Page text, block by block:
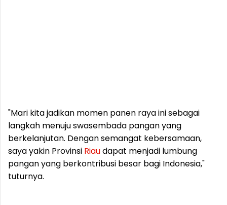
"Mari kita jadikan momen panen raya ini sebagai
langkah menuju swasembada pangan yang
berkelanjutan. Dengan semangat kebersamaan,
saya yakin Provinsi Riaudapat menjadi lumbung
pangan yang berkontribusi besar bagi Indonesia,"
tuturnya.